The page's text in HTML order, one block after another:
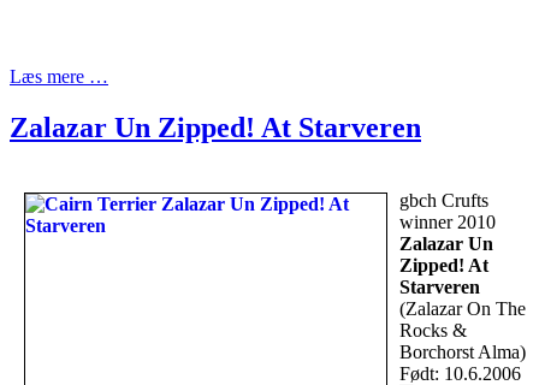
Læs mere …
Zalazar Un Zipped! At Starveren
gbch Crufts
winner 2010
Zalazar Un
Zipped! At
Starveren
(Zalazar On The
Rocks &
Borchorst Alma)
Født: 10.6.2006